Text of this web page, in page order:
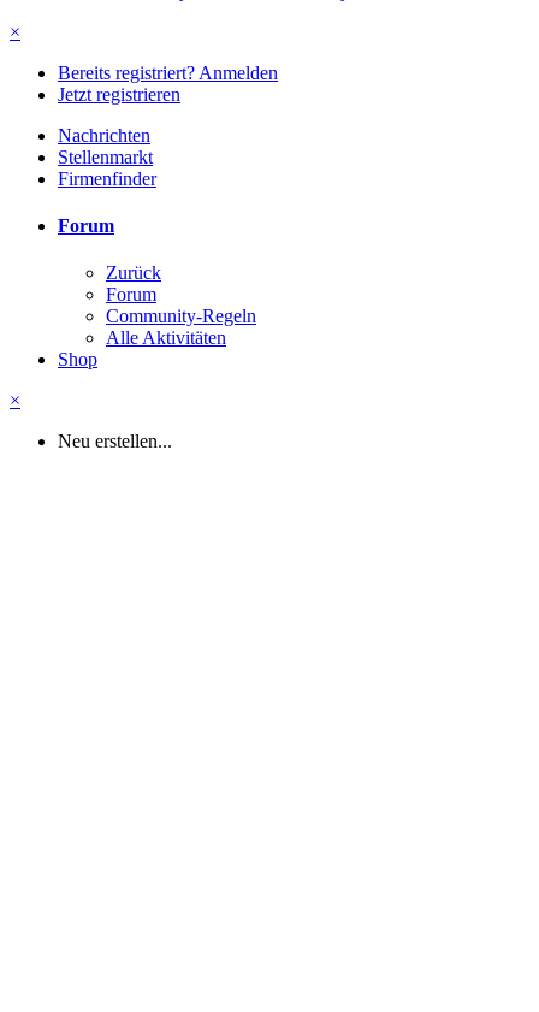
×
Bereits registriert? Anmelden
Jetzt registrieren
Nachrichten
Stellenmarkt
Firmenfinder
Forum
Zurück
Forum
Community-Regeln
Alle Aktivitäten
Shop
×
Neu erstellen...